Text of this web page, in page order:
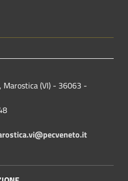
Marostica (VI) - 36063 -
vi@pecveneto.it